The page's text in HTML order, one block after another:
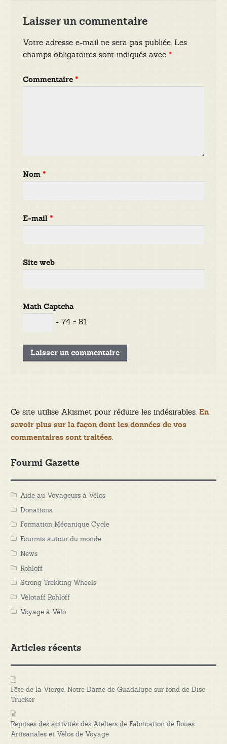
Laisser un commentaire
Votre adresse e-mail ne sera pas publiée. Les
champs obligatoires sont indiqués avec*
Commentaire*
Nom*
E-mail*
Site web
Math Captcha
+ 74 = 81
Ce site utilise Akismet pour réduire les indésirables. En
savoir plus sur la façon dont les données de vos
commentaires sont traitées.
Fourmi Gazette
Aide au Voyageurs à Vélos
Donations
Formation Mécanique Cycle
Fourmis autour du monde
News
Rohloff
Strong Trekking Wheels
Vélotaff Rohloff
Voyage à Vélo
Articles récents
Fête de la Vierge, Notre Dame de Guadalupe sur fond de Disc
Trucker
Reprises des activités des Ateliers de Fabrication de Roues
Artisanales et Vélos de Voyage